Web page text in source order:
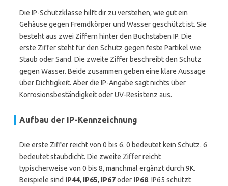
Die IP-Schutzklasse hilft dir zu verstehen, wie gut ein
Gehäuse gegen Fremdkörper und Wasser geschützt ist. Sie
besteht aus zwei Ziffern hinter den Buchstaben IP. Die
erste Ziffer steht für den Schutz gegen feste Partikel wie
Staub oder Sand. Die zweite Ziffer beschreibt den Schutz
gegen Wasser. Beide zusammen geben eine klare Aussage
über Dichtigkeit. Aber die IP-Angabe sagt nichts über
Korrosionsbeständigkeit oder UV-Resistenz aus.
Aufbau der IP-Kennzeichnung
Die erste Ziffer reicht von 0 bis 6. 0 bedeutet kein Schutz. 6
bedeutet staubdicht. Die zweite Ziffer reicht
typischerweise von 0 bis 8, manchmal ergänzt durch 9K.
Beispiele sind IP44, IP65, IP67oder IP68. IP65 schützt